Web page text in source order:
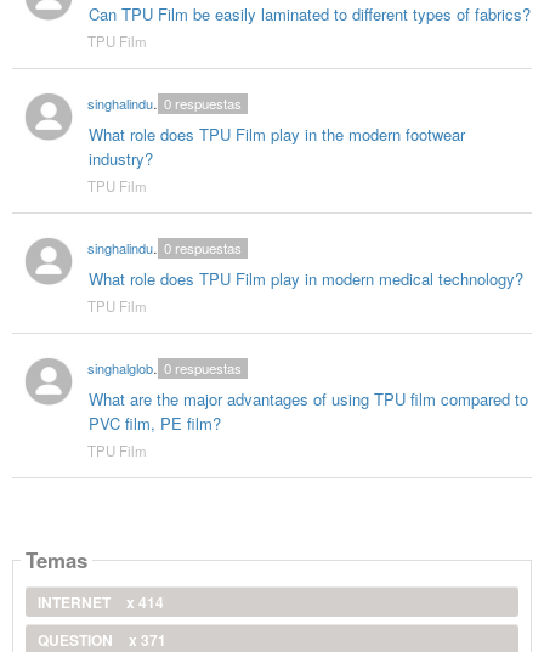
Can TPU Film be easily laminated to different types of fabrics?
TPU Film
singhalindustries02
What role does TPU Film play in the modern footwear
industry?
0respuestas
TPU Film
singhalindustries02
What role does TPU Film play in modern medical technology?
0respuestas
TPU Film
singhalglobal003
What are the major advantages of using TPU film compared to
PVC film, PE film?
0respuestas
TPU Film
Temas
INTERNET
x 414
QUESTION
x 371